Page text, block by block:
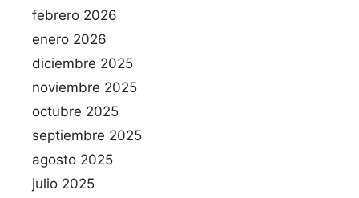
febrero 2026
enero 2026
diciembre 2025
noviembre 2025
octubre 2025
septiembre 2025
agosto 2025
julio 2025